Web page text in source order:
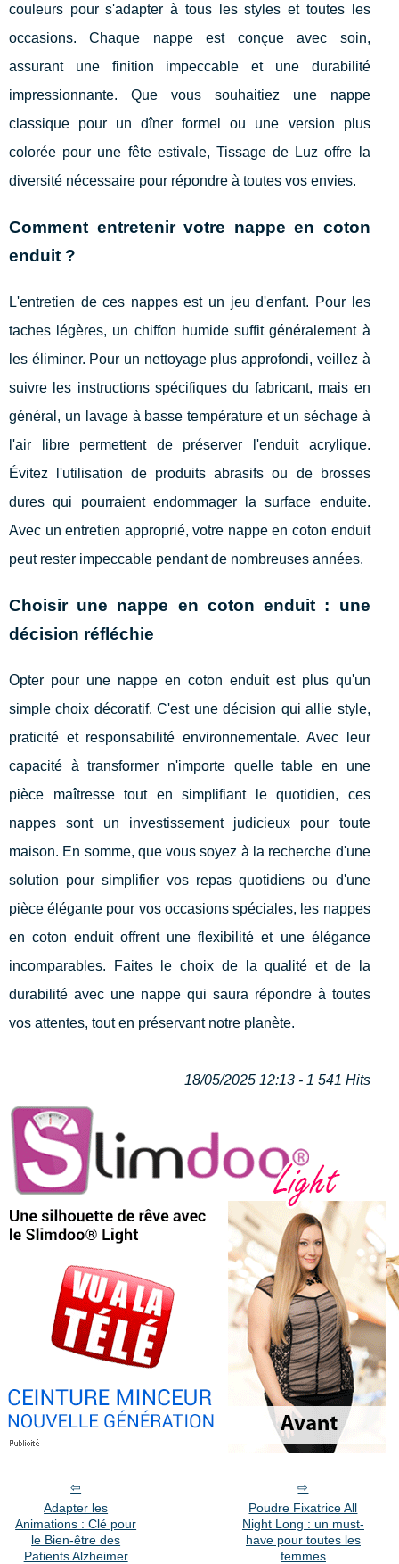
couleurs pour s'adapter à tous les styles et toutes les
occasions. Chaque nappe est conçue avec soin,
assurant une finition impeccable et une durabilité
impressionnante. Que vous souhaitiez une nappe
classique pour un dîner formel ou une version plus
colorée pour une fête estivale, Tissage de Luz offre la
diversité nécessaire pour répondre à toutes vos envies.
Comment entretenir votre nappe en coton
enduit ?
L'entretien de ces nappes est un jeu d'enfant. Pour les
taches légères, un chiffon humide suffit généralement à
les éliminer. Pour un nettoyage plus approfondi, veillez à
suivre les instructions spécifiques du fabricant, mais en
général, un lavage à basse température et un séchage à
l'air libre permettent de préserver l'enduit acrylique.
Évitez l'utilisation de produits abrasifs ou de brosses
dures qui pourraient endommager la surface enduite.
Avec un entretien approprié, votre nappe en coton enduit
peut rester impeccable pendant de nombreuses années.
Choisir une nappe en coton enduit : une
décision réfléchie
Opter pour une nappe en coton enduit est plus qu'un
simple choix décoratif. C'est une décision qui allie style,
praticité et responsabilité environnementale. Avec leur
capacité à transformer n'importe quelle table en une
pièce maîtresse tout en simplifiant le quotidien, ces
nappes sont un investissement judicieux pour toute
maison. En somme, que vous soyez à la recherche d'une
solution pour simplifier vos repas quotidiens ou d'une
pièce élégante pour vos occasions spéciales, les nappes
en coton enduit offrent une flexibilité et une élégance
incomparables. Faites le choix de la qualité et de la
durabilité avec une nappe qui saura répondre à toutes
vos attentes, tout en préservant notre planète.
18/05/2025 12:13 - 1 541 Hits
Adapter les
Animations : Clé pour
le Bien-être des
Patients Alzheimer
Poudre Fixatrice All
Night Long : un must-
have pour toutes les
femmes